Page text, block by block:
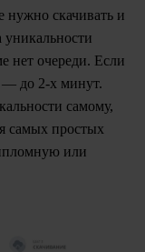
нужно скачивать и
уникальности
нет очереди. Если
— до 2-х минут.
самому,
самых простых
или